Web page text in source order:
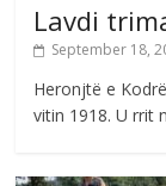
Lavdi
September 18,
Heronjtë e
vitin 1918. U rrit